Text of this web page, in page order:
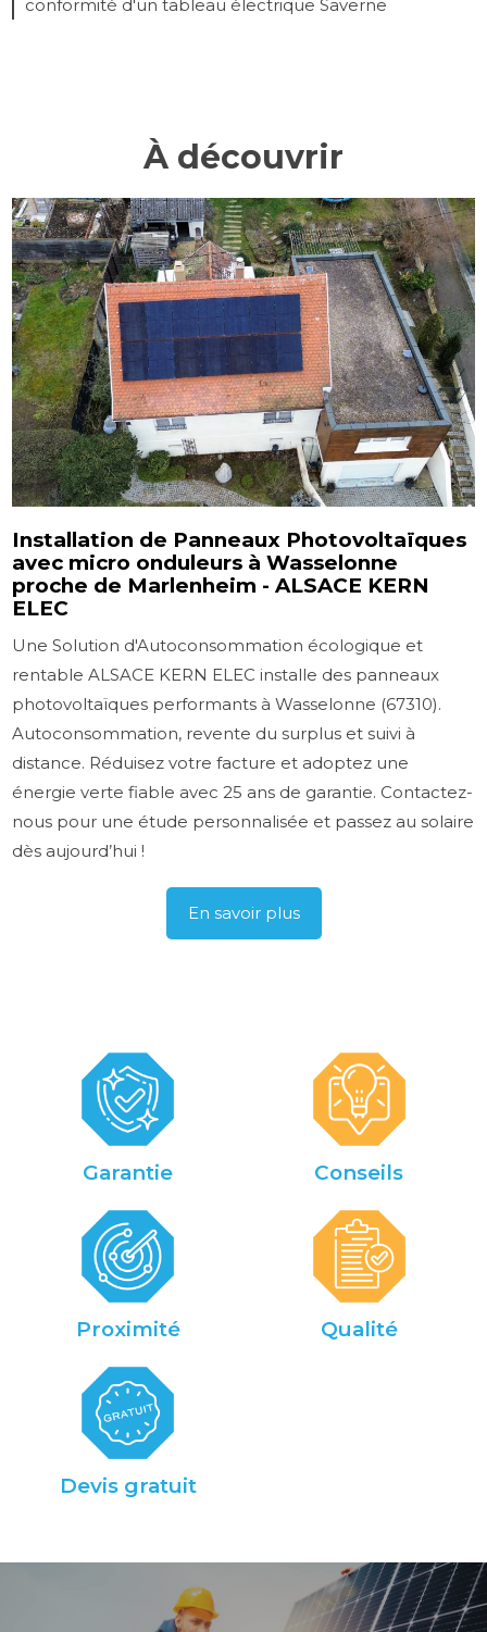
conformité d'un tableau électrique Saverne
À découvrir
Installation de Panneaux Photovoltaïques
avec micro onduleurs à Wasselonne
proche de Marlenheim - ALSACE KERN
ELEC
Une Solution d'Autoconsommation écologique et
rentable ALSACE KERN ELEC installe des panneaux
photovoltaïques performants à Wasselonne (67310).
Autoconsommation, revente du surplus et suivi à
distance. Réduisez votre facture et adoptez une
énergie verte fiable avec 25 ans de garantie. Contactez-
nous pour une étude personnalisée et passez au solaire
dès aujourd’hui !
En savoir plus
Garantie Conseils
Proximité Qualité
Devis gratuit